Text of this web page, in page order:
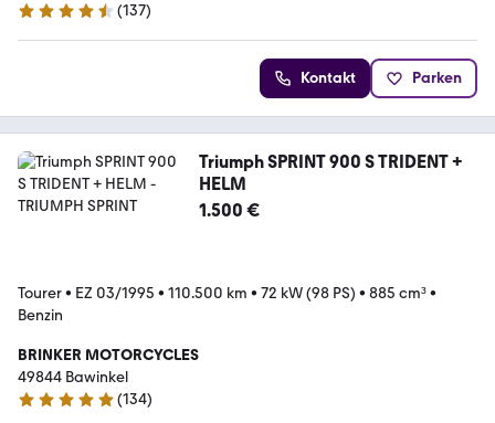
4.6 Sterne
(137)
Kontakt Parken
Triumph SPRINT 900 S TRIDENT +
HELM
1.500 €
Tourer• EZ 03/1995 • 110.500 km • 72 kW (98 PS) • 885 cm³•
Benzin
BRINKER MOTORCYCLES
49844 Bawinkel
5 Sterne
(134)